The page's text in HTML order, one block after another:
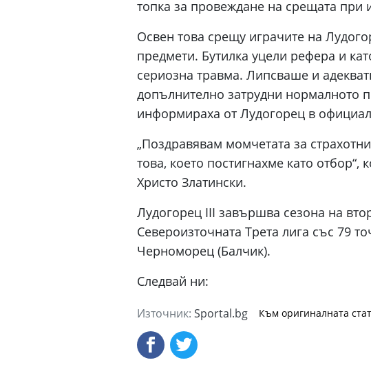
топка за провеждане на срещата при
Освен това срещу играчите на
предмети. Бутилка уцели рефера и
сериозна травма. Липсваше и
допълнително затрудни нормалното
информираха от Лудогорец в
„Поздравявам момчетата за
това, което постигнахме като
Христо Златински.
Лудогорец III завършва сезона на
Североизточната Трета лига със 79
Черноморец (Балчик).
Следвай ни:
Източник: Sportal.bg Към оригиналната